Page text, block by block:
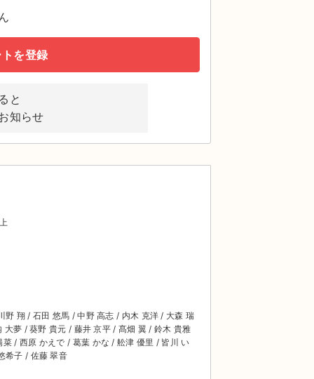
を登録
と
知らせ
翔 / 石田 悠馬 / 中野 高志 / 内木 克洋 / 大森 瑞
夢 / 葵野 貴元 / 藤井 京平 / 髙畑 翼 / 鈴木 貴雅
/ 西原 かえで / 葛葉 かな / 舩津 優里 / 皆川 い
希子 / 佐藤 翠音